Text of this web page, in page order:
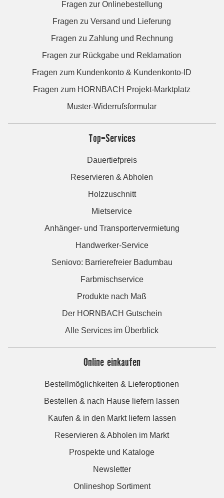
Fragen zur Onlinebestellung
Fragen zu Versand und Lieferung
Fragen zu Zahlung und Rechnung
Fragen zur Rückgabe und Reklamation
Fragen zum Kundenkonto & Kundenkonto-ID
Fragen zum HORNBACH Projekt-Marktplatz
Muster-Widerrufsformular
Top-Services
Dauertiefpreis
Reservieren & Abholen
Holzzuschnitt
Mietservice
Anhänger- und Transportervermietung
Handwerker-Service
Seniovo: Barrierefreier Badumbau
Farbmischservice
Produkte nach Maß
Der HORNBACH Gutschein
Alle Services im Überblick
Online einkaufen
Bestellmöglichkeiten & Lieferoptionen
Bestellen & nach Hause liefern lassen
Kaufen & in den Markt liefern lassen
Reservieren & Abholen im Markt
Prospekte und Kataloge
Newsletter
Onlineshop Sortiment